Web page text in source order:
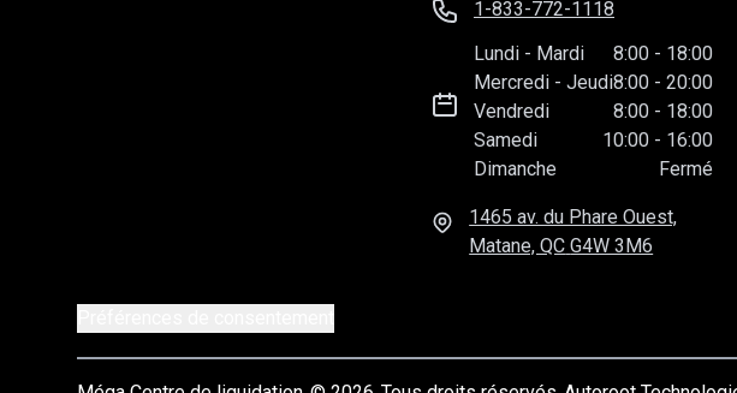
1-833-772-1118
Lundi - Mardi 8:00 - 18:00
Mercredi -Jeudi8:00 - 20:00
Vendredi
8:00 - 18:00
Samedi
10:00 - 16:00
Dimanche
Fermé
1465 av. du Phare Ouest,
Matane, QC G4W 3M6